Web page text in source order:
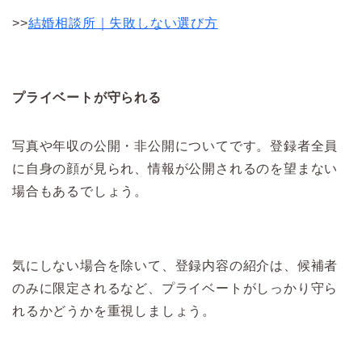
>>結婚相談所｜失敗しない選び方
プライベートが守られる
写真や年収の公開・非公開についてです。登録者全員
に自身の顔が見られ、情報が公開されるのを望まない
場合もあるでしょう。
気にしない場合を除いて、登録内容の紹介は、候補者
のみに限定されるなど、プライベートがしっかり守ら
れるかどうかを重視しましょう。